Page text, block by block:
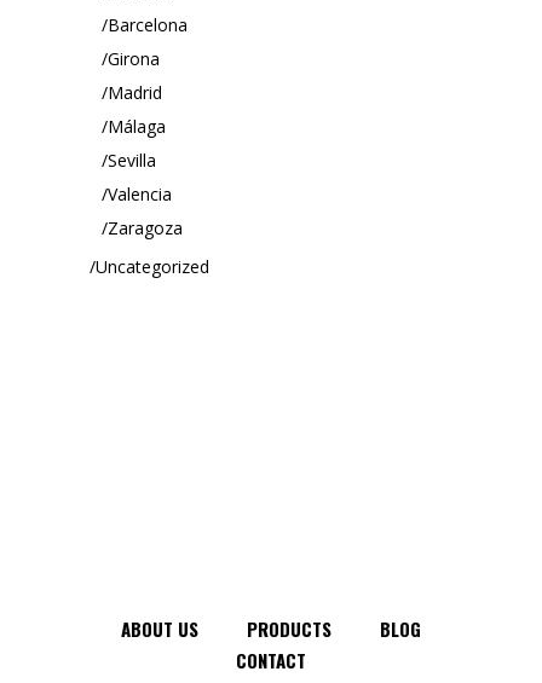
Barcelona
Girona
Madrid
Málaga
Sevilla
Valencia
Zaragoza
Uncategorized
ABOUT US PRODUCTS
BLOG
CONTACT